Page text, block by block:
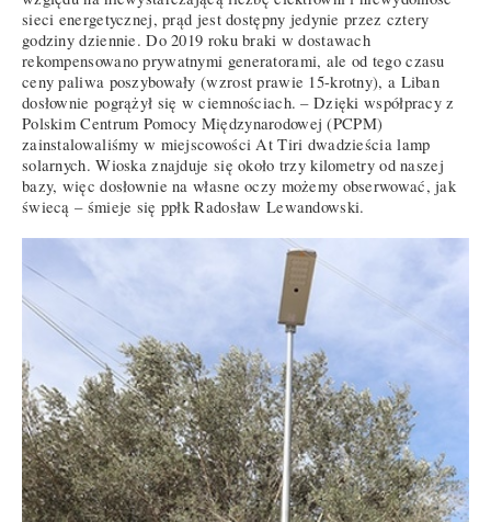
sieci energetycznej, prąd jest dostępny jedynie przez cztery
godziny dziennie. Do 2019 roku braki w dostawach
rekompensowano prywatnymi generatorami, ale od tego czasu
ceny paliwa poszybowały (wzrost prawie 15-krotny), a Liban
dosłownie pogrążył się w ciemnościach. – Dzięki współpracy z
Polskim Centrum Pomocy Międzynarodowej (PCPM)
zainstalowaliśmy w miejscowości At Tiri dwadzieścia lamp
solarnych. Wioska znajduje się około trzy kilometry od naszej
bazy, więc dosłownie na własne oczy możemy obserwować, jak
świecą – śmieje się ppłk Radosław Lewandowski.